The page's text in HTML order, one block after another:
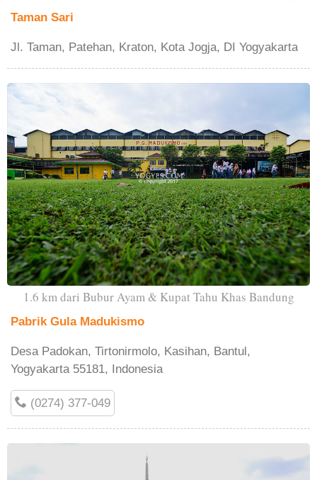
Taman Sari
Jl. Taman, Patehan, Kraton, Kota Jogja, DI Yogyakarta
1.6 km dari Bubur Ayam & Kupat Tahu Khas Bandung
Pabrik Gula Madukismo
Desa Padokan, Tirtonirmolo, Kasihan, Bantul,
Yogyakarta 55181, Indonesia
(0274) 377-049